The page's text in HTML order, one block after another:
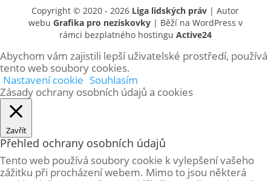
Copyright © 2020 - 2026 Liga lidských práv | Autor
webu Grafika pro neziskovky| Běží na WordPress v
rámci bezplatného hostingu Active24
Abychom vám zajistili lepší uživatelské prostředí, používá
tento web soubory cookies.
Nastavení cookie Souhlasím
Zásady ochrany osobních údajů a cookies
Zavřít
Přehled ochrany osobních údajů
Tento web používá soubory cookie k vylepšení vašeho
zážitku při procházení webem. Mimo to jsou některá